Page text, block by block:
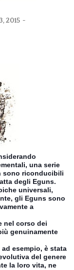
2015
una serie
sono riconducibili
degli Eguns.
universali,
gli Eguns sono
a
nel corso dei
genuinamente
esempio, è stata
del genere
la loro vita, ne